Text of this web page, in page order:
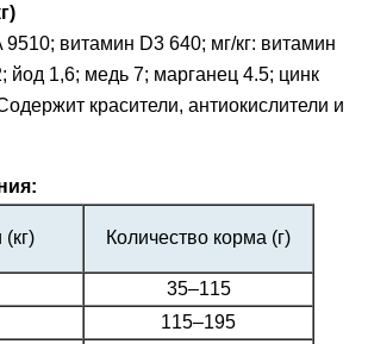
витамин D3 640; мг/кг: витамин
йод 1,6; медь 7; марганец 4.5; цинк
красители, антиокислители и
Количество корма (г)
35–115
115–195